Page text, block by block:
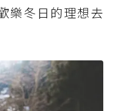
樂冬日的理想去